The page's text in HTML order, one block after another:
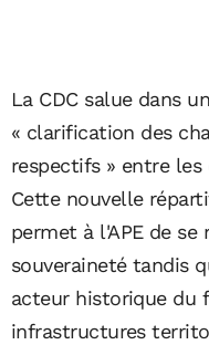
La CDC salue dans
« clarification des
respectifs » entre
Cette nouvelle
permet à l'APE de
souveraineté tandis
acteur historique du
infrastructures